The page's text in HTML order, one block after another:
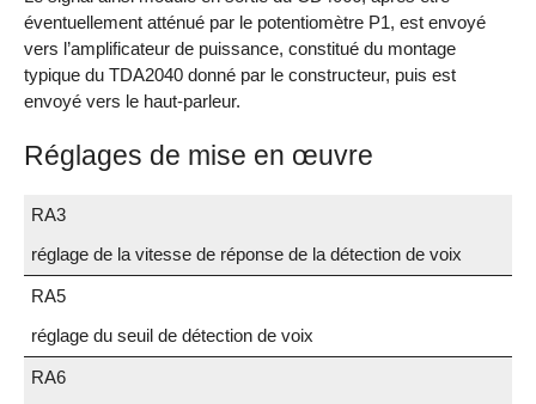
éventuellement atténué par le potentiomètre P1, est envoyé
vers l’amplificateur de puissance, constitué du montage
typique du TDA2040 donné par le constructeur, puis est
envoyé vers le haut-parleur.
Réglages de mise en œuvre
RA3
réglage de la vitesse de réponse de la détection de voix
RA5
réglage du seuil de détection de voix
RA6